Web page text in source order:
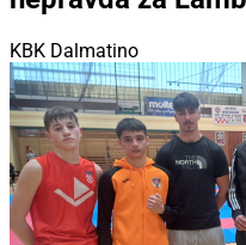
KBK Dalmatino